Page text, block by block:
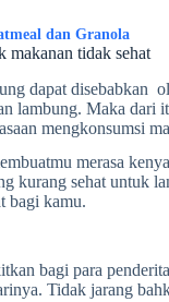
dan Granola
makanan tidak sehat
dapat disebabkan
lambung. Maka dari
mengkonsumsi
merasa
kurang sehat untuk
bagi kamu.
bagi para
Tidak jarang